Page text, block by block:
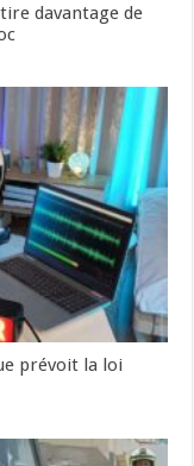
davantage de
prévoit la loi